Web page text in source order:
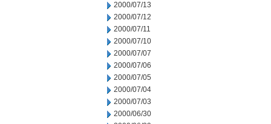
2000/07/13
2000/07/12
2000/07/11
2000/07/10
2000/07/07
2000/07/06
2000/07/05
2000/07/04
2000/07/03
2000/06/30